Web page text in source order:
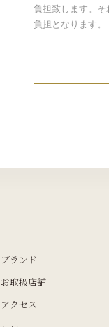
負担致します。
負担となります。
ブランド
お取扱店舗
アクセス